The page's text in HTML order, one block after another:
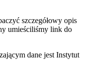
szczegółowy opis
umieściliśmy link do
dane jest Instytut